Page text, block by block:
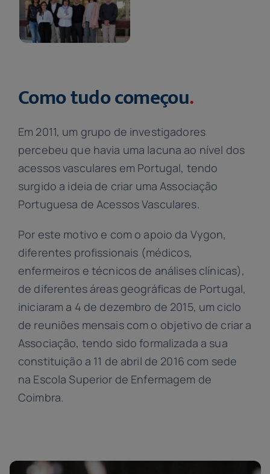
Como tudo começou.
Em 2011, um grupo de investigadores
percebeu que havia uma lacuna ao nível dos
acessos vasculares em Portugal, tendo
surgido a ideia de criar uma Associação
Portuguesa de Acessos Vasculares.
Por este motivo e com o apoio da Vygon,
diferentes profissionais (médicos,
enfermeiros e técnicos de análises clínicas),
de diferentes áreas geográficas de Portugal,
iniciaram a 4 de dezembro de 2015, um ciclo
de reuniões mensais com o objetivo de criar a
Associação, tendo sido formalizada a sua
constituição a 11 de abril de 2016 com sede
na Escola Superior de Enfermagem de
Coimbra.